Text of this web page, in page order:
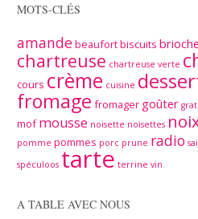
MOTS-CLÉS
amandebeaufortbiscuits brioche
chartreuse chartreuse verte
cours crème cuisine
fromage fromager goûter
mof mousse noisette noisettes
pomme pommes porc prune radio
spéculoos tarte terrine vin
A TABLE AVEC NOUS